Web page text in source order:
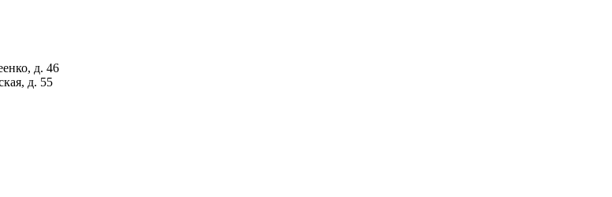
д. 46
д. 55